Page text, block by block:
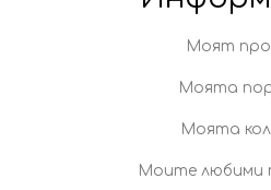
Моят
Моята
Моята
Моите любими